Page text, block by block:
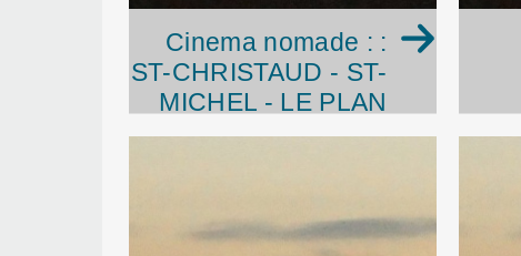
Cinema nomade : :
ST-CHRISTAUD - ST-
MICHEL - LE PLAN
(canton de Cazères)